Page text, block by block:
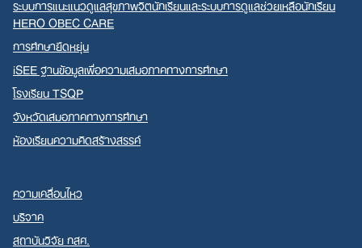
ระบบการแนะแนวดูแลสุขภาพจิตนักเรียนและระบบการดูแลช่วยเหลือนักเรียน
HERO OBEC CARE
การศึกษายืดหยุ่น
iSEE ฐานข้อมูลเพื่อความเสมอภาคทางการศึกษา
โรงเรียน TSQP
จังหวัดเสมอภาคทางการศึกษา
ห้องเรียนความคิดสร้างสรรค์
ความเคลื่อนไหว
บริจาค
สถาบันวิจัย กสศ.